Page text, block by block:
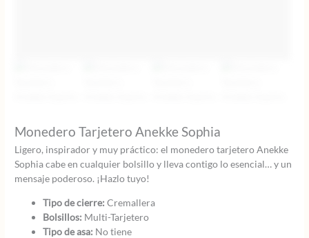
Monedero Tarjetero Anekke Sophia
Ligero, inspirador y muy práctico: el monedero tarjetero Anekke
Sophia cabe en cualquier bolsillo y lleva contigo lo esencial… y un
mensaje poderoso. ¡Hazlo tuyo!
Tipo de cierre: Cremallera
Bolsillos: Multi-Tarjetero
Tipo de asa: No tiene